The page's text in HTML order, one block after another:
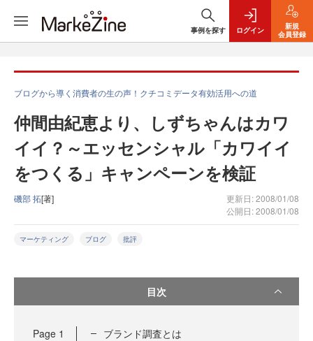
事例を探す ログイン
新規
会員登録
ブログから導く消費者の生の声！クチコミデータ有効活用への道
仲間由紀恵より、しずちゃんはカワ
イイ？～エッセンシャル「カワイイ
をつくる」キャンペーンを検証
磯部 拓[著]
更新日: 2008/01/08
公開日: 2008/01/08
マーケティング ブログ 批評
目次
Page 1 ブランド調査とは